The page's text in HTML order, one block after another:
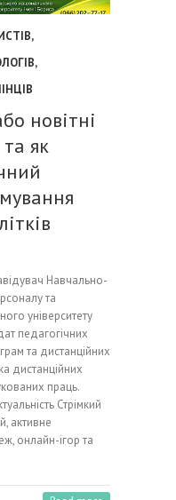
,
,
новітні
як
Навчально-
та
університету
педагогічних
та дистанційних
дистанційних
праць.
Стрімкий
активне
онлайн-ігор та